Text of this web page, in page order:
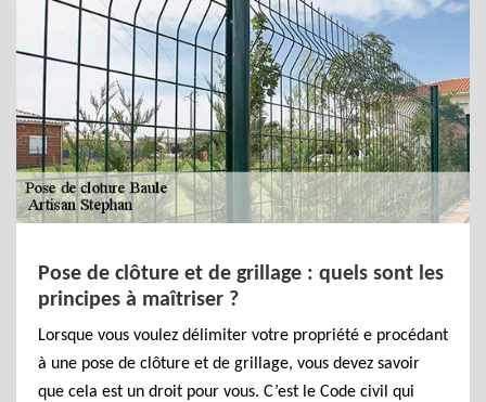
Pose de clôture et de grillage : quels sont les
principes à maîtriser ?
Lorsque vous voulez délimiter votre propriété e procédant
à une pose de clôture et de grillage, vous devez savoir
que cela est un droit pour vous. C’est le Code civil qui